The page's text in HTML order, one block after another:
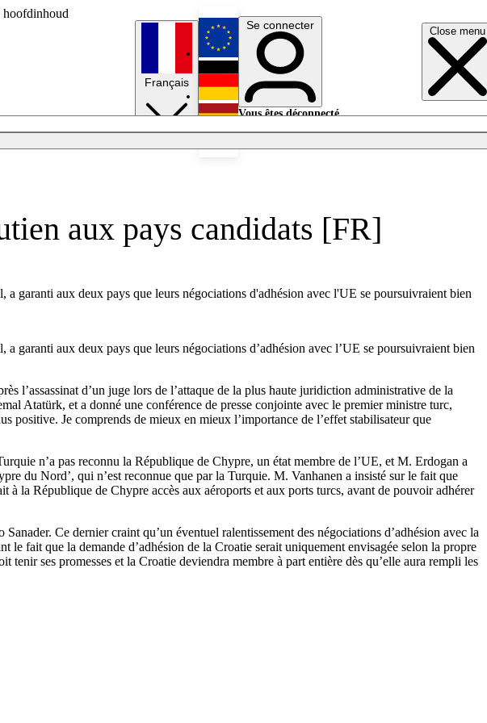
hoofdinhoud
Close menu
Français
English
Deutsch
Se connecter
Vous êtes déconnecté.
aux pays candidats [FR]
garanti aux deux pays que leurs négociations d'adhésion avec l'UE se poursuivraient bien
garanti aux deux pays que leurs négociations d’adhésion avec l’UE se poursuivraient bien
l’assassinat d’un juge lors de l’attaque de la plus haute juridiction administrative de la
Atatürk, et a donné une conférence de presse conjointe avec le premier ministre turc,
positive. Je comprends de mieux en mieux l’importance de l’effet stabilisateur que
n’a pas reconnu la République de Chypre, un état membre de l’UE, et M. Erdogan a
du Nord’, qui n’est reconnue que par la Turquie. M. Vanhanen a insisté sur le fait que
la République de Chypre accès aux aéroports et aux ports turcs, avant de pouvoir adhérer
Ce dernier craint qu’un éventuel ralentissement des négociations d’adhésion avec la
le fait que la demande d’adhésion de la Croatie serait uniquement envisagée selon la propre
ses promesses et la Croatie deviendra membre à part entière dès qu’elle aura rempli les